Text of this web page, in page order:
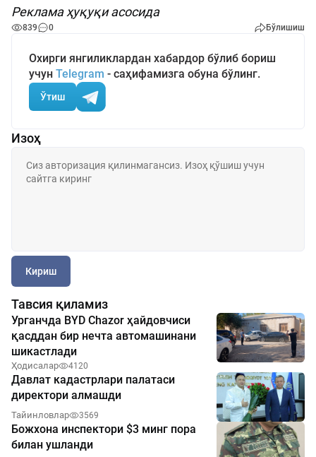
Реклама ҳуқуқи асосида
839 0 Бўлишиш
Охирги янгиликлардан хабардор бўлиб бориш
учун Telegram - саҳифамизга обуна бўлинг.
Ўтиш
Изоҳ
Кириш
Тавсия қиламиз
Урганчда BYD Chazor ҳайдовчиси
қасддан бир нечта автомашинани
шикастлади
Ҳодисалар 4120
Давлат кадастрлари палатаси
директори алмашди
Тайинловлар 3569
Божхона инспектори $3 минг пора
билан ушланди